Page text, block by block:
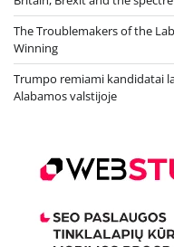
The Troublemakers of the
Winning
Trumpo remiami kandidatai
Alabamos valstijoje